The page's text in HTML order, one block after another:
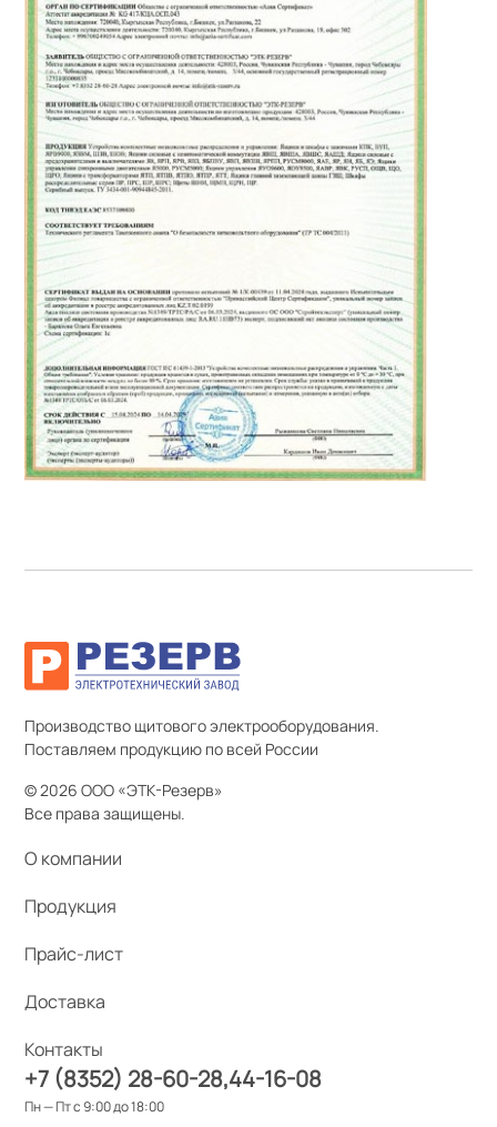
Производство щитового электрооборудования.
Поставляем продукцию по всей России
© 2026 ООО «ЭТК-Резерв»
Все права защищены.
О компании
Продукция
Прайс-лист
Доставка
Контакты
+7 (8352) 28-60-28 44-16-08
Пн — Пт с 9:00 до 18:00